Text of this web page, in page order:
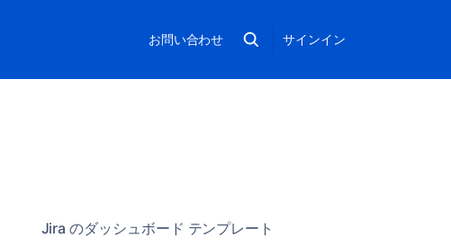
お問い合わせ サインイン
Jira のダッシュボード テンプレート